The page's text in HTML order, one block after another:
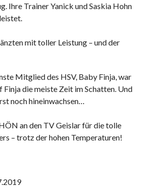
Ihre Trainer Yanick und Saskia Hohn
mit toller Leistung – und der
Mitglied des HSV, Baby Finja, war
die meiste Zeit im Schatten. Und
noch hineinwachsen…
an den TV Geislar für die tolle
– trotz der hohen Temperaturen!